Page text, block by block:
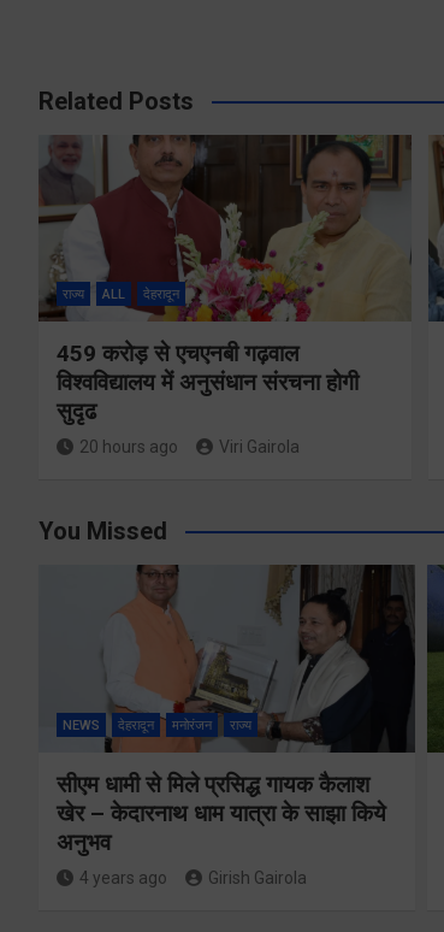
Related Posts
राज्य ALL देहरादून
459 करोड़ से एचएनबी गढ़वाल
विश्वविद्यालय में अनुसंधान संरचना होगी
सुदृढ
20 hours ago Viri Gairola
You Missed
NEWS देहरादून मनोरंजन राज्य
सीएम धामी से मिले प्रसिद्ध गायक कैलाश
खेर – केदारनाथ धाम यात्रा के साझा किये
अनुभव
4 years ago Girish Gairola